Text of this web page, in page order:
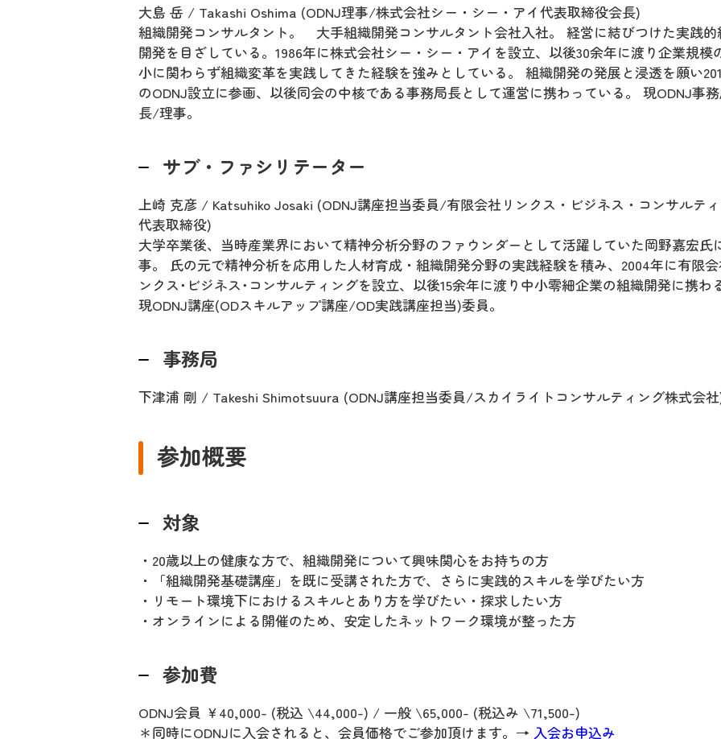
大島 岳 / Takashi Oshima (ODNJ理事/株式会社シー・シー・アイ代表取締役会長)
組織開発コンサルタント。 大手組織開発コンサルタント会社入社。 経営に結びつけた実践的
開発を目ざしている。1986年に株式会社シー・シー・アイを設立、以後30余年に渡り企業規模
小に関わらず組織変革を実践してきた経験を強みとしている。 組織開発の発展と浸透を願い
のODNJ設立に参画、以後同会の中核である事務局長として運営に携わっている。 現ODNJ事
長/理事。
サブ・ファシリテーター
上崎 克彦 / Katsuhiko Josaki (ODNJ講座担当委員/有限会社リンクス・ビジネス・コンサルテ
代表取締役)
大学卒業後、当時産業界において精神分析分野のファウンダーとして活躍していた岡野嘉宏氏
事。 氏の元で精神分析を応用した人材育成・組織開発分野の実践経験を積み、2004年に有限会
ンクス･ビジネス･コンサルティングを設立、以後15余年に渡り中小零細企業の組織開発に携わる
現ODNJ講座(ODスキルアップ講座/OD実践講座担当)委員。
事務局
下津浦 剛 / Takeshi Shimotsuura (ODNJ講座担当委員/スカイライトコンサルティング株式会
参加概要
対象
・20歳以上の健康な方で、組織開発について興味関心をお持ちの方
・「組織開発基礎講座」を既に受講された方で、さらに実践的スキルを学びたい方
・リモート環境下におけるスキルとあり方を学びたい・探求したい方
・オンラインによる開催のため、安定したネットワーク環境が整った方
参加費
ODNJ会員 ￥40,000- (税込 \44,000-) / 一般 \65,000- (税込み \71,500-)
＊同時にODNJに入会されると、会員価格でご参加頂けます。→ 入会お申込み